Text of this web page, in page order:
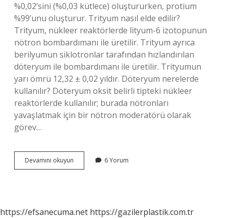
%0,02’sini (%0,03 kütlece) oluştururken, protium
%99’unu oluşturur. Trityum nasıl elde edilir?
Trityum, nükleer reaktörlerde lityum-6 izotopunun
nötron bombardımanı ile üretilir. Trityum ayrıca
berilyumun siklotronlar tarafından hızlandırılan
döteryum ile bombardımanı ile üretilir. Trityumun
yarı ömrü 12,32 ± 0,02 yıldır. Döteryum nerelerde
kullanılır? Döteryum oksit belirli tipteki nükleer
reaktörlerde kullanılır; burada nötronları
yavaşlatmak için bir nötron moderatörü olarak
görev…
Devamını okuyun Döteryum
Nasıl
6 Yorum
https://efsanecuma.net https://gazilerplastik.com.tr